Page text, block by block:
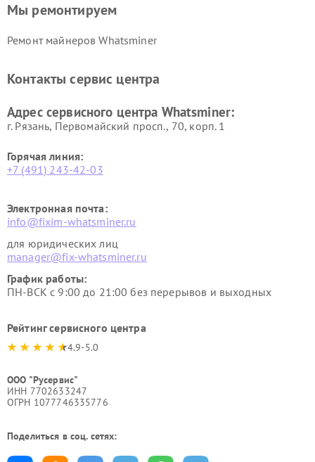
Мы ремонтируем
Ремонт майнеров Whatsminer
Контакты сервис центра
Адрес сервисного центра Whatsminer:
г. Рязань, Первомайский просп., 70, корп. 1
Горячая линия:
+7 (491) 243-42-03
Электронная почта:
info@fixim-whatsminer.ru
для юридических лиц
manager@fix-whatsminer.ru
График работы:
ПН-ВСК с 9:00 до 21:00 без перерывов и выходных
Рейтинг сервисного центра
4.9-5.0
ООО "Русервис"
ИНН 7702633247
ОГРН 1077746335776
Поделиться в соц. сетях: